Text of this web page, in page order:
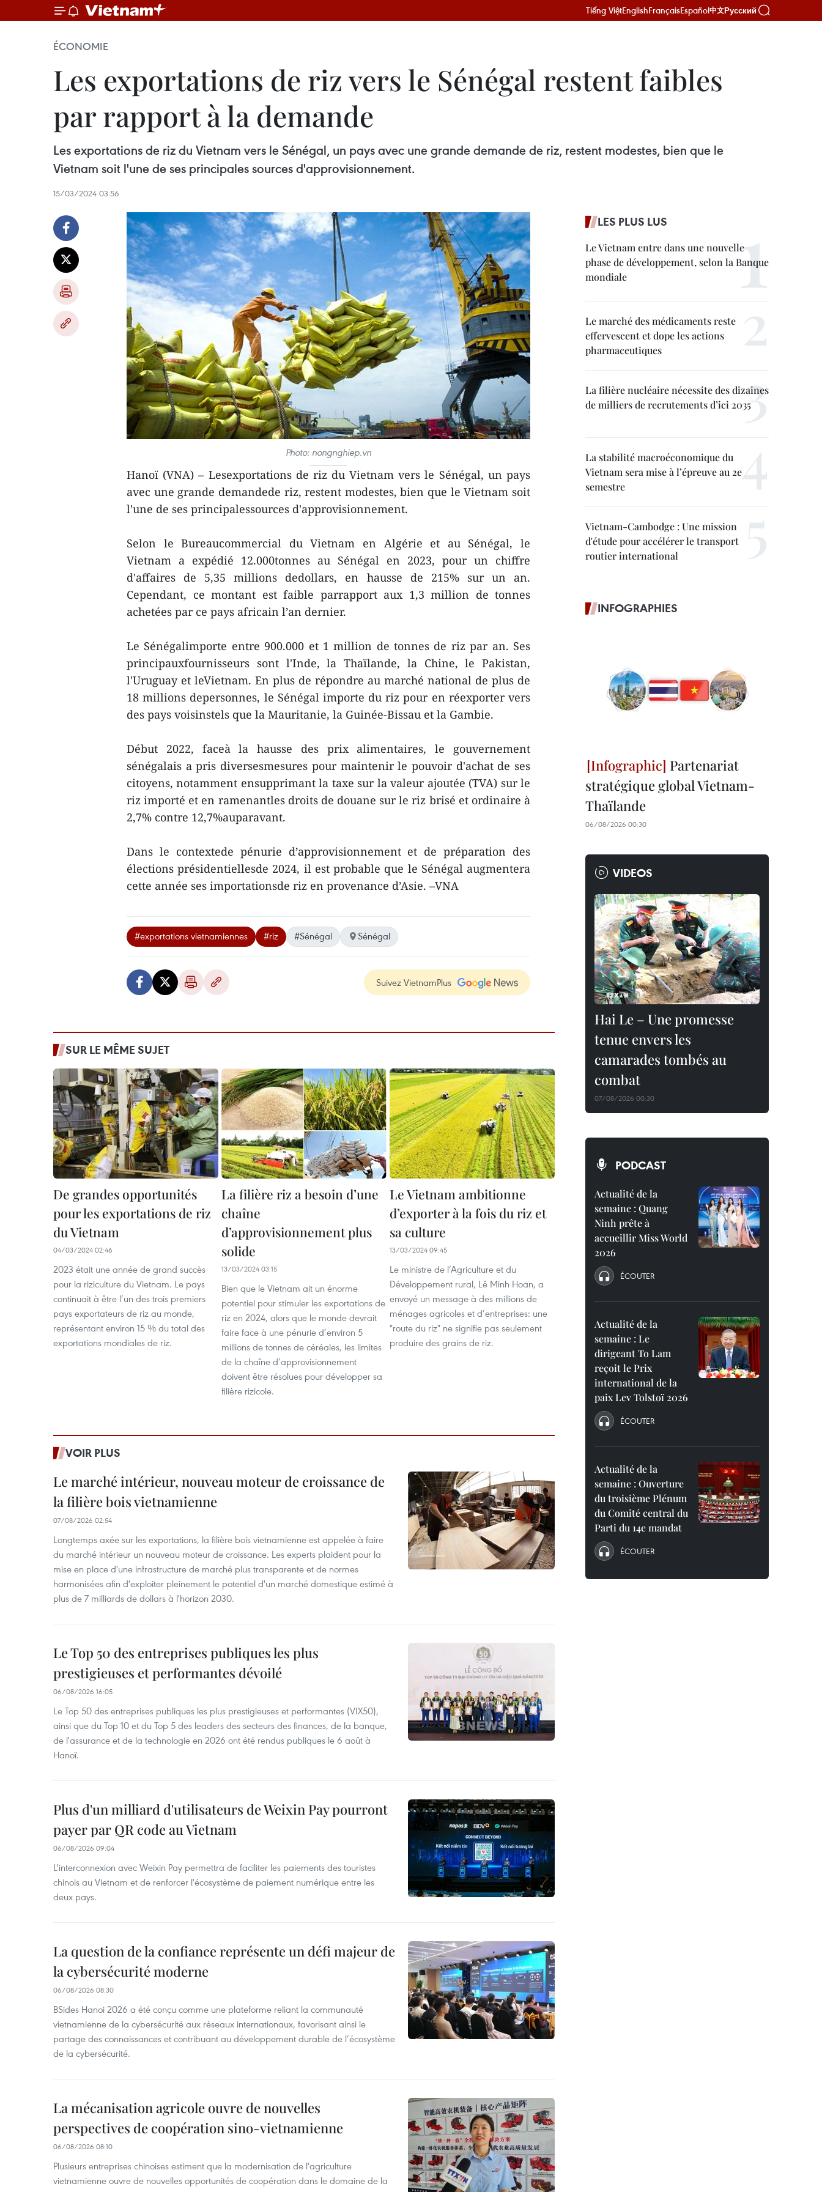
Tiếng ViệtEnglishFrançaisEspañol中文Русский
ÉCONOMIE
Les exportations de riz vers le Sénégal restent faibles
par rapport à la demande
Les exportations de riz du Vietnam vers le Sénégal, un pays avec une grande demande de riz, restent modestes, bien que le
Vietnam soit l'une de ses principales sources d'approvisionnement.
15/03/2024 03:56
Photo: nongnghiep.vn
Hanoï (VNA) – Lesexportations de riz du Vietnam vers le Sénégal, un pays
avec une grande demandede riz, restent modestes, bien que le Vietnam soit
l'une de ses principalessources d'approvisionnement.
Selon le Bureaucommercial du Vietnam en Algérie et au Sénégal, le
Vietnam a expédié 12.000tonnes au Sénégal en 2023, pour un chiffre
d'affaires de 5,35 millions dedollars, en hausse de 215% sur un an.
Cependant, ce montant est faible parrapport aux 1,3 million de tonnes
achetées par ce pays africain l’an dernier.
Le Sénégalimporte entre 900.000 et 1 million de tonnes de riz par an. Ses
principauxfournisseurs sont l'Inde, la Thaïlande, la Chine, le Pakistan,
l'Uruguay et leVietnam. En plus de répondre au marché national de plus de
18 millions depersonnes, le Sénégal importe du riz pour en réexporter vers
des pays voisinstels que la Mauritanie, la Guinée-Bissau et la Gambie.
Début 2022, faceà la hausse des prix alimentaires, le gouvernement
sénégalais a pris diversesmesures pour maintenir le pouvoir d'achat de ses
citoyens, notamment ensupprimant la taxe sur la valeur ajoutée (TVA) sur le
riz importé et en ramenantles droits de douane sur le riz brisé et ordinaire à
2,7% contre 12,7%auparavant.
Dans le contextede pénurie d’approvisionnement et de préparation des
élections présidentiellesde 2024, il est probable que le Sénégal augmentera
cette année ses importationsde riz en provenance d’Asie. –VNA
#exportations vietnamiennes #riz #Sénégal Sénégal
Suivez VietnamPlus
SUR LE MÊME SUJET
De grandes opportunités
pour les exportations de riz
du Vietnam
04/03/2024 02:46
2023 était une année de grand succès
pour la riziculture du Vietnam. Le pays
continuait à être l’un des trois premiers
pays exportateurs de riz au monde,
représentant environ 15 % du total des
exportations mondiales de riz.
La filière riz a besoin d’une
chaîne
d’approvisionnement plus
solide
13/03/2024 03:15
Bien que le Vietnam ait un énorme
potentiel pour stimuler les exportations de
riz en 2024, alors que le monde devrait
faire face à une pénurie d’environ 5
millions de tonnes de céréales, les limites
de la chaîne d’approvisionnement
doivent être résolues pour développer sa
filière rizicole.
Le Vietnam ambitionne
d’exporter à la fois du riz et
sa culture
13/03/2024 09:45
Le ministre de l’Agriculture et du
Développement rural, Lê Minh Hoan, a
envoyé un message à des millions de
ménages agricoles et d’entreprises: une
"route du riz" ne signifie pas seulement
produire des grains de riz.
VOIR PLUS
Le marché intérieur, nouveau moteur de croissance de
la filière bois vietnamienne
07/08/2026 02:54
Longtemps axée sur les exportations, la filière bois vietnamienne est appelée à faire
du marché intérieur un nouveau moteur de croissance. Les experts plaident pour la
mise en place d'une infrastructure de marché plus transparente et de normes
harmonisées afin d'exploiter pleinement le potentiel d'un marché domestique estimé à
plus de 7 milliards de dollars à l'horizon 2030.
Le Top 50 des entreprises publiques les plus
prestigieuses et performantes dévoilé
06/08/2026 16:05
Le Top 50 des entreprises publiques les plus prestigieuses et performantes (VIX50),
ainsi que du Top 10 et du Top 5 des leaders des secteurs des finances, de la banque,
de l'assurance et de la technologie en 2026 ont été rendus publiques le 6 août à
Hanoï.
Plus d'un milliard d'utilisateurs de Weixin Pay pourront
payer par QR code au Vietnam
06/08/2026 09:04
L'interconnexion avec Weixin Pay permettra de faciliter les paiements des touristes
chinois au Vietnam et de renforcer l'écosystème de paiement numérique entre les
deux pays.
La question de la confiance représente un défi majeur de
la cybersécurité moderne
06/08/2026 08:30
BSides Hanoi 2026 a été conçu comme une plateforme reliant la communauté
vietnamienne de la cybersécurité aux réseaux internationaux, favorisant ainsi le
partage des connaissances et contribuant au développement durable de l’écosystème
de la cybersécurité.
La mécanisation agricole ouvre de nouvelles
perspectives de coopération sino-vietnamienne
06/08/2026 08:10
Plusieurs entreprises chinoises estiment que la modernisation de l'agriculture
vietnamienne ouvre de nouvelles opportunités de coopération dans le domaine de la
LES PLUS LUS
Le Vietnam entre dans une nouvelle
phase de développement, selon la Banque
mondiale
Le marché des médicaments reste
effervescent et dope les actions
pharmaceutiques
La filière nucléaire nécessite des dizaines
de milliers de recrutements d’ici 2035
La stabilité macroéconomique du
Vietnam sera mise à l’épreuve au 2e
semestre
Vietnam-Cambodge : Une mission
d'étude pour accélérer le transport
routier international
INFOGRAPHIES
Partenariat
stratégique global Vietnam-
Thaïlande
06/08/2026 00:30
VIDEOS
Hai Le – Une promesse
tenue envers les
camarades tombés au
combat
07/08/2026 00:30
PODCAST
Actualité de la
semaine : Quang
Ninh prête à
accueillir Miss World
2026
ÉCOUTER
Actualité de la
semaine : Le
dirigeant To Lam
reçoit le Prix
international de la
paix Lev Tolstoï 2026
ÉCOUTER
Actualité de la
semaine : Ouverture
du troisième Plénum
du Comité central du
Parti du 14e mandat
ÉCOUTER